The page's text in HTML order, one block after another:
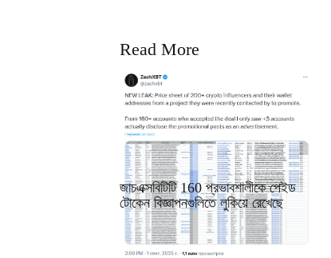
Read More
RRCNEWS_BN
জাচএক্সবিটিটি 160 প্রভাবশালীকে পেইড
টোকেন বিজ্ঞাপনগুলিতে লুকিয়ে রেখেছে
September 01, 2025